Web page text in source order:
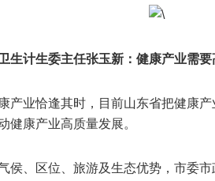
计生委主任张玉新： 健康产业需
产业恰逢其时，目前山东省把健康
健康产业高质量发展。
侯、区位、旅游及生态优势，市委